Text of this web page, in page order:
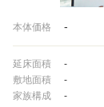
本体価格 -
延床面積
-
敷地面積
-
家族構成
-